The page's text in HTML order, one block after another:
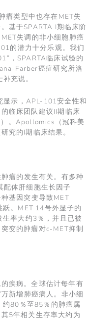
瘤类型中也存在MET失
基于SPARTA I期临床阶
失调的非小细胞肺癌
的潜力十分乐观。我们
，SPARTA临床试验的
Farber癌症研究所洛
充说。
显示，APL-101安全性和
临床团队建议II期临床
。Apollomics（冠科美
究的I期临床结果。
瘤的发生有关。有多种
体肝细胞生长因子
基因突变导致MET
。MET 14号外显子的
率大约3％，并且已被
变的肿瘤对c-MET抑制
疾病。全球估计每年有
新增肺癌病人。非小细
约80％至85％的肺癌属
5年相关生存率大约为